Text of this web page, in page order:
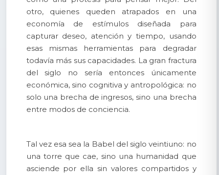
otro, quienes queden atrapados en una
economía de estímulos diseñada para
capturar deseo, atención y tiempo, usando
esas mismas herramientas para degradar
todavía más sus capacidades. La gran fractura
del siglo no sería entonces únicamente
económica, sino cognitiva y antropológica: no
solo una brecha de ingresos, sino una brecha
entre modos de conciencia.
Tal vez esa sea la Babel del siglo veintiuno: no
una torre que cae, sino una humanidad que
asciende por ella sin valores compartidos y